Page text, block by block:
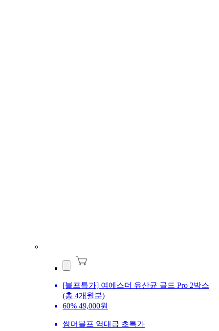
[블프특가] 여에스더 유산균 골드 Pro 2박스
(총 4개월분)
60% 49,000원
썸머블프 역대급 초특가